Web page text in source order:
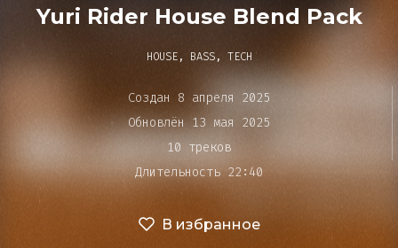
Bar&Club
Mainstage
Эдиторы
Yuri Rider House Blend Pack
HOUSE, BASS, TECH
Создан 8 апреля 2025
Обновлён 13 мая 2025
10 треков
Длительность 22:40
В избранное
воспроизведения